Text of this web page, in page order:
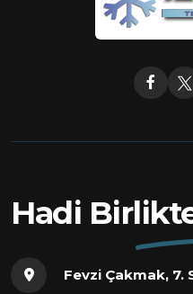
Hadi
Fevzi Çakmak, 7.